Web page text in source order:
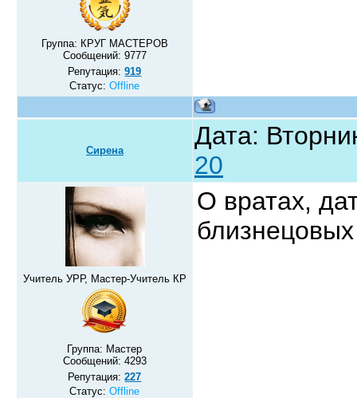
Группа: КРУГ МАСТЕРОВ
Сообщений: 9777
Репутация:919
Статус:Offline
Сирена
Дата:
20
Учитель УРР, Мастер-Учитель КР
Группа: Мастер
Сообщений: 4293
Репутация:227
Статус:Offline
О вратах,